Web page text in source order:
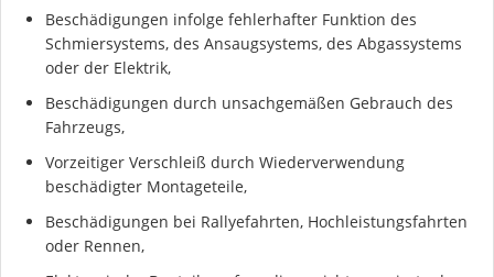
Beschädigungen infolge fehlerhafter Funktion des
Schmiersystems, des Ansaugsystems, des Abgassystems
oder der Elektrik,
Beschädigungen durch unsachgemäßen Gebrauch des
Fahrzeugs,
Vorzeitiger Verschleiß durch Wiederverwendung
beschädigter Montageteile,
Beschädigungen bei Rallyefahrten, Hochleistungsfahrten
oder Rennen,